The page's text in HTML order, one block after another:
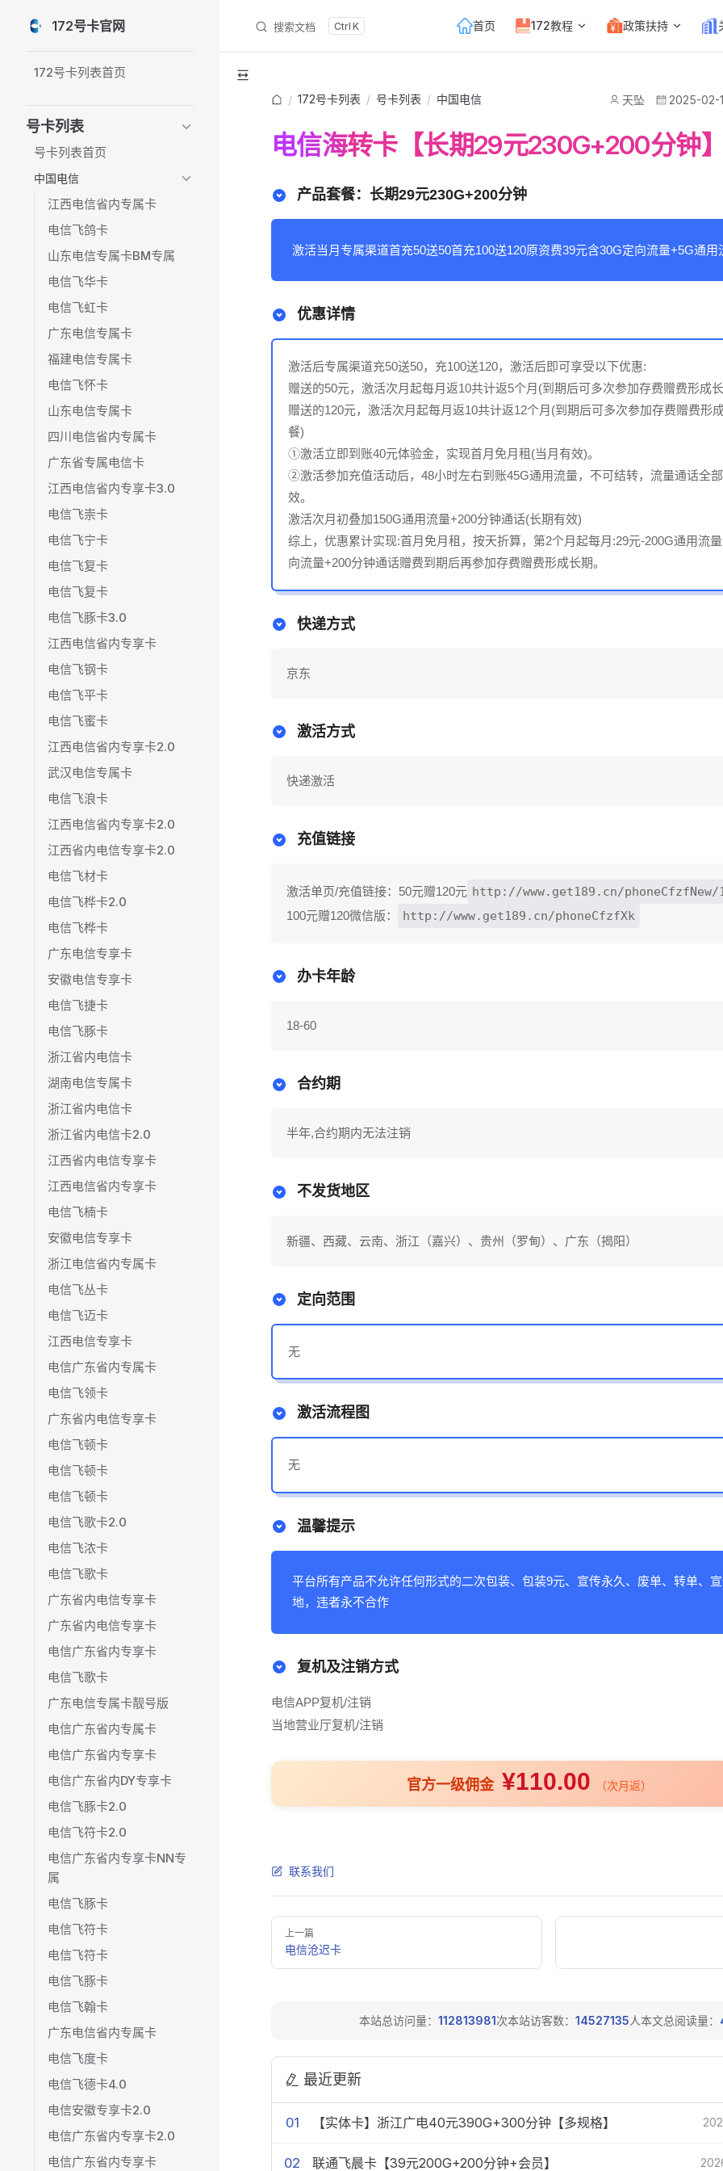
Skip to content
172号卡官网 搜索文档 K 首页 172教程 政策扶持
172号卡列表首页
号卡列表
号卡列表首页
中国电信
江西电信省内专属卡
电信飞鸽卡
山东电信专属卡BM专属
电信飞华卡
电信飞虹卡
广东电信专属卡
福建电信专属卡
电信飞怀卡
山东电信专属卡
四川电信省内专属卡
广东省专属电信卡
江西电信省内专享卡3.0
电信飞崇卡
电信飞宁卡
电信飞复卡
电信飞复卡
电信飞豚卡3.0
江西电信省内专享卡
电信飞钢卡
电信飞平卡
电信飞蜜卡
江西电信省内专享卡2.0
武汉电信专属卡
电信飞浪卡
江西电信省内专享卡2.0
江西省内电信专享卡2.0
电信飞材卡
电信飞桦卡2.0
电信飞桦卡
广东电信专享卡
安徽电信专享卡
电信飞捷卡
电信飞豚卡
浙江省内电信卡
湖南电信专属卡
浙江省内电信卡
浙江省内电信卡2.0
江西省内电信专享卡
江西电信省内专享卡
电信飞楠卡
安徽电信专享卡
浙江电信省内专属卡
电信飞丛卡
电信飞迈卡
江西电信专享卡
电信广东省内专属卡
电信飞领卡
广东省内电信专享卡
电信飞顿卡
电信飞顿卡
电信飞顿卡
电信飞歌卡2.0
电信飞浓卡
电信飞歌卡
广东省内电信专享卡
广东省内电信专享卡
电信广东省内专享卡
电信飞歌卡
广东电信专属卡靓号版
电信广东省内专属卡
电信广东省内专享卡
电信广东省内DY专享卡
电信飞豚卡2.0
电信飞符卡2.0
电信广东省内专享卡NN专
属
电信飞豚卡
电信飞符卡
电信飞符卡
电信飞豚卡
电信飞翰卡
广东电信省内专属卡
电信飞度卡
电信飞德卡4.0
电信安徽专享卡2.0
电信广东省内专享卡2.0
电信广东省内专享卡
/ 172号卡列表 / 号卡列表 / 中国电信 天坠 2025-02-
电信海转卡【长期29元230G+200分钟
产品套餐：长期29元230G+200分钟
激活当月专属渠道首充50送50首充100送120原资费39元含30G定向流量+5G通用
优惠详情
激活后专属渠道充50送50，充100送120，激活后即可享受以下优惠:
赠送的50元，激活次月起每月返10共计返5个月(到期后可多次参加存费赠费形成
赠送的120元，激活次月起每月返10共计返12个月(到期后可多次参加存费赠费形
餐)
①激活立即到账40元体验金，实现首月免月租(当月有效)。
②激活参加充值活动后，48小时左右到账45G通用流量，不可结转，流量通话全
效。
激活次月初叠加150G通用流量+200分钟通话(长期有效)
综上，优惠累计实现:首月免月租，按天折算，第2个月起每月:29元-200G通用流
向流量+200分钟通话赠费到期后再参加存费赠费形成长期。
快递方式
京东
激活方式
快递激活
充值链接
激活单页/充值链接：50元赠120元 http://www.get189.cn/phoneCfzfNew/
100元赠120微信版： http://www.get189.cn/phoneCfzfXk
办卡年龄
18-60
合约期
半年,合约期内无法注销
不发货地区
新疆、西藏、云南、浙江（嘉兴）、贵州（罗甸）、广东（揭阳）
定向范围
无
激活流程图
无
温馨提示
平台所有产品不允许任何形式的二次包装、包装9元、宣传永久、废单、转单、
地，违者永不合作
复机及注销方式
电信APP复机/注销
当地营业厅复机/注销
官方一级佣金 ¥110.00 （次月返）
联系我们
Pager
上一篇
电信沧迟卡
本站总访问量： 112813981次本站访客数： 14527135人本文总阅读量：
最近更新
01 【实体卡】浙江广电40元390G+300分钟【多规格】
02 联通飞晨卡【39元200G+200分钟+会员】